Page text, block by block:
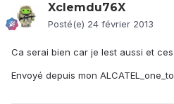
Xclemdu76X
Posté(e) 24 février 2013
Ca serai bien car je lest aussi et
Envoyé depuis mon